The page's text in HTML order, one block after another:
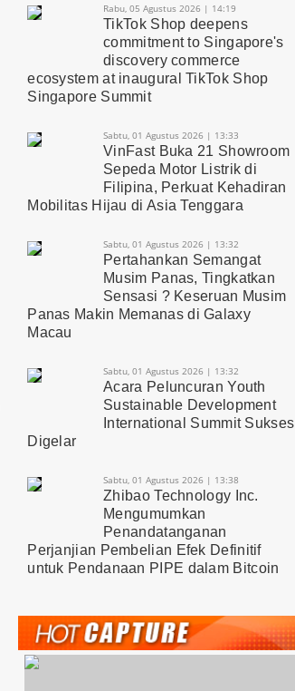
Rabu, 05 Agustus 2026 | 14:19
TikTok Shop deepens
commitment to Singapore's
discovery commerce
ecosystem at inaugural TikTok Shop
Singapore Summit
Sabtu, 01 Agustus 2026 | 13:33
VinFast Buka 21 Showroom
Sepeda Motor Listrik di
Filipina, Perkuat Kehadiran
Mobilitas Hijau di Asia Tenggara
Sabtu, 01 Agustus 2026 | 13:32
Pertahankan Semangat
Musim Panas, Tingkatkan
Sensasi ? Keseruan Musim
Panas Makin Memanas di Galaxy
Macau
Sabtu, 01 Agustus 2026 | 13:32
Acara Peluncuran Youth
Sustainable Development
International Summit Sukses
Digelar
Sabtu, 01 Agustus 2026 | 13:38
Zhibao Technology Inc.
Mengumumkan
Penandatanganan
Perjanjian Pembelian Efek Definitif
untuk Pendanaan PIPE dalam Bitcoin